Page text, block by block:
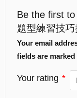
Be the first to
題型練習技巧
Your email
fields are marked
Your rating *